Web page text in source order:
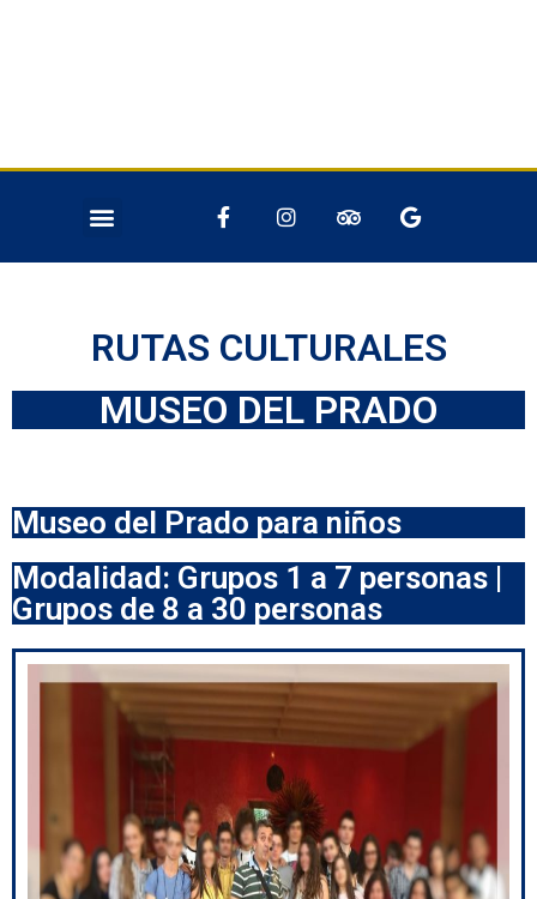
RUTAS CULTURALES
MUSEO DEL PRADO
Museo del Prado para niños
Modalidad: Grupos 1 a 7 personas |
Grupos de 8 a 30 personas